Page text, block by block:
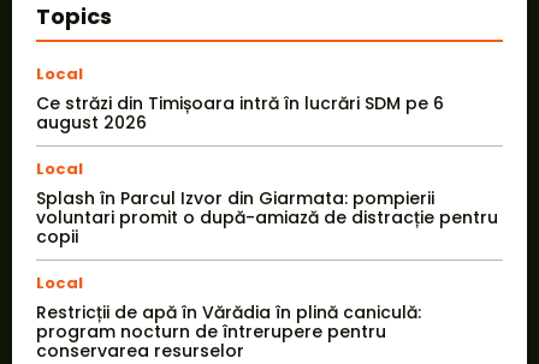
Topics
Local
Ce străzi din Timișoara intră în lucrări SDM pe 6
august 2026
Local
Splash în Parcul Izvor din Giarmata: pompierii
voluntari promit o după-amiază de distracție pentru
copii
Local
Restricții de apă în Vărădia în plină caniculă:
program nocturn de întrerupere pentru
conservarea resurselor